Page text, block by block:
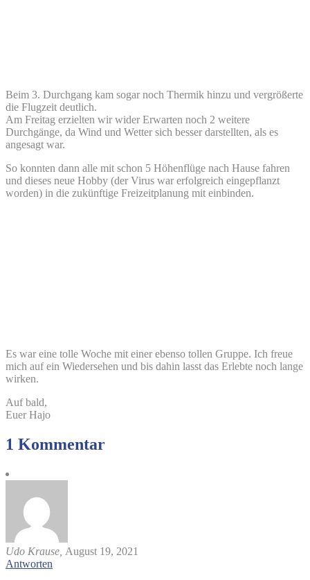
Beim 3. Durchgang kam sogar noch Thermik hinzu und vergrößerte
die Flugzeit deutlich.
Am Freitag erzielten wir wider Erwarten noch 2 weitere
Durchgänge, da Wind und Wetter sich besser darstellten, als es
angesagt war.
So konnten dann alle mit schon 5 Höhenflüge nach Hause fahren
und dieses neue Hobby (der Virus war erfolgreich eingepflanzt
worden) in die zukünftige Freizeitplanung mit einbinden.
Es war eine tolle Woche mit einer ebenso tollen Gruppe. Ich freue
mich auf ein Wiedersehen und bis dahin lasst das Erlebte noch lange
wirken.
Auf bald,
Euer Hajo
1 Kommentar
Udo Krause, August 19, 2021
Antworten